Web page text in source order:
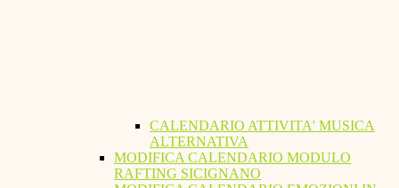
CALENDARIO ATTIVITA' MUSICA
ALTERNATIVA
MODIFICA CALENDARIO MODULO
RAFTING SICIGNANO